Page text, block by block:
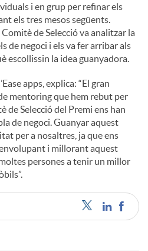
i en grup per refinar els
els tres mesos següents.
de Selecció va analitzar la
de negoci i els va fer arribar als
escollissin la idea guanyadora.
apps, explica: “El gran
mentoring que hem rebut per
de Selecció del Premi ens han
de negoci. Guanyar aquest
per a nosaltres, ja que ens
i millorant aquest
persones a tenir un millor